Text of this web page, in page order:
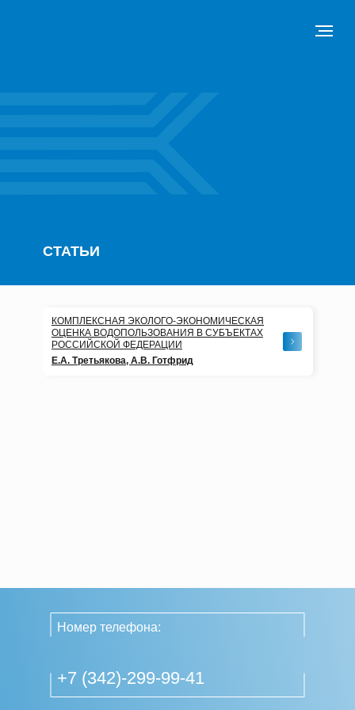
СТАТЬИ
КОМПЛЕКСНАЯ ЭКОЛОГО-ЭКОНОМИЧЕСКАЯ
ОЦЕНКА ВОДОПОЛЬЗОВАНИЯ В СУБЪЕКТАХ
РОССИЙСКОЙ ФЕДЕРАЦИИ
Е.А. Третьякова, А.В. Готфрид
Номер телефона:
+7 (342)-299-99-41